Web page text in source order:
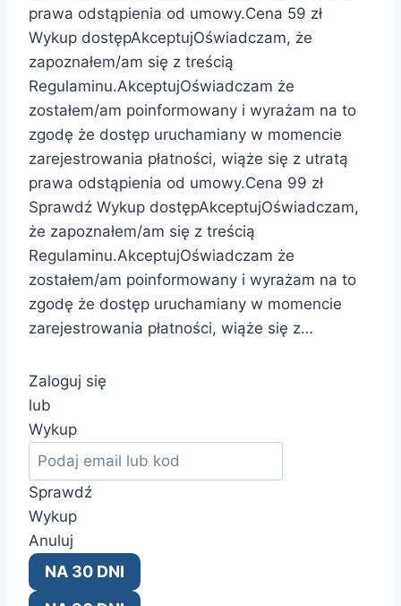
prawa odstąpienia od umowy.Cena 59 zł
Wykup dostępAkceptujOświadczam, że
zapoznałem/am się z treścią
Regulaminu.AkceptujOświadczam że
zostałem/am poinformowany i wyrażam na to
zgodę że dostęp uruchamiany w momencie
zarejestrowania płatności, wiąże się z utratą
prawa odstąpienia od umowy.Cena 99 zł
Sprawdź Wykup dostępAkceptujOświadczam,
że zapoznałem/am się z treścią
Regulaminu.AkceptujOświadczam że
zostałem/am poinformowany i wyrażam na to
zgodę że dostęp uruchamiany w momencie
zarejestrowania płatności, wiąże się z…
Zaloguj się
lub
Wykup
Sprawdź
Wykup
Anuluj
NA 30 DNI